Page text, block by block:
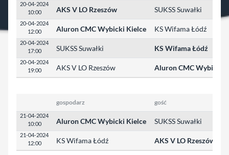
20-04-2024
10:00
AKS V LO Rzeszów SUKSS Suwałki
20-04-2024
12:00
Aluron CMC Wybicki Kielce KS Wifama Łódź
20-04-2024
17:00
SUKSS Suwałki KS Wifama Łódź
20-04-2024
19:00
AKS V LO Rzeszów Aluron CMC Wybicki
gospodarz gość
21-04-2024
10:00
Aluron CMC Wybicki Kielce SUKSS Suwałki
21-04-2024
12:00
KS Wifama Łódź AKS V LO Rzeszów